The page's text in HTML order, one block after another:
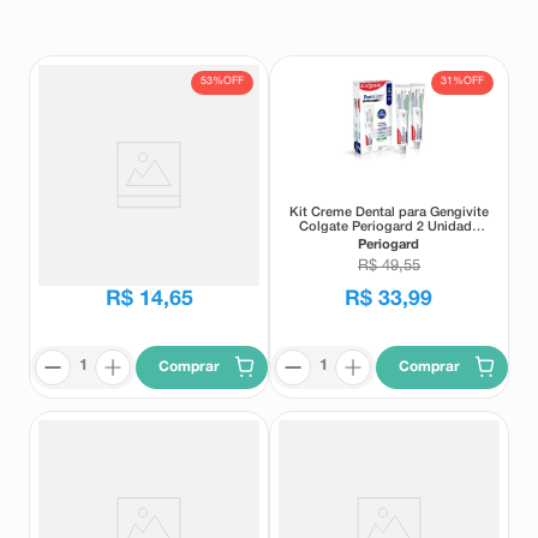
53%OFF
R$ 14,65
Comprar
31%OFF
Kit Creme Dental para Gengivite
Colgate Periogard 2 Unidade
90g
Periogard
R$ 49,55
R$ 33,99
Comprar